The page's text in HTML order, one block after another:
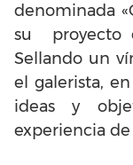
denominada
su proyecto
Sellando un
el galerista,
ideas y
experiencia de